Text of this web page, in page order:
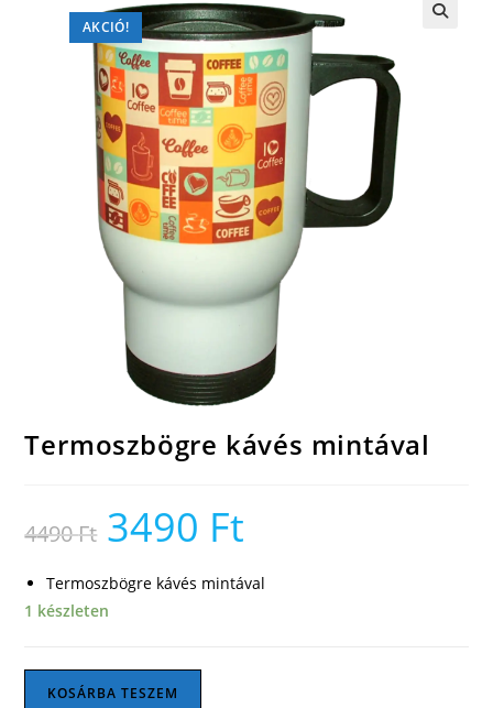
AKCIÓ!
Termoszbögre kávés mintával
4490Ft
Original
price
was:
3490 Ft
Termoszbögre kávés mintával
1 készleten
Termoszbögre
KOSÁRBA TESZEM